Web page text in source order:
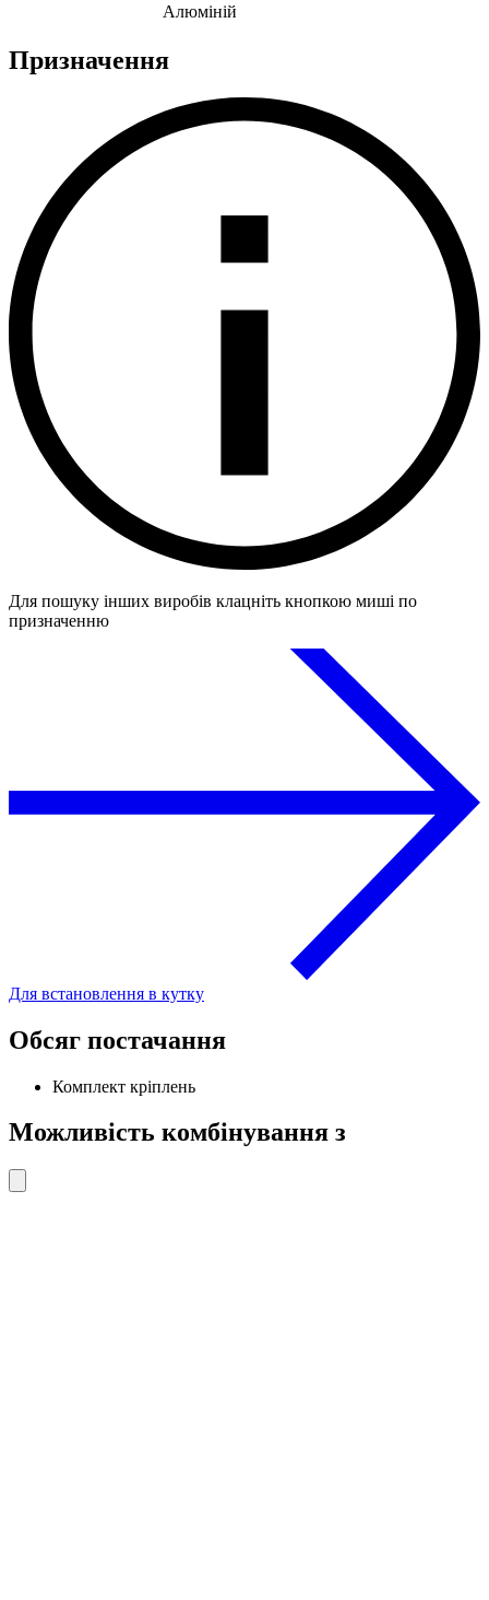
Алюміній
Призначення
Для пошуку інших виробів клацніть кнопкою миші по
призначенню
Для встановлення в кутку
Обсяг постачання
Комплект кріплень
Можливість комбінування з